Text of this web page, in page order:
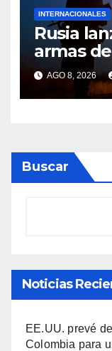
INTERNACIONALES
Rusia
armas
contra
Kiev
AGO 8, 2026
Buscar
Noticias
EE.UU. prevé
Colombia para